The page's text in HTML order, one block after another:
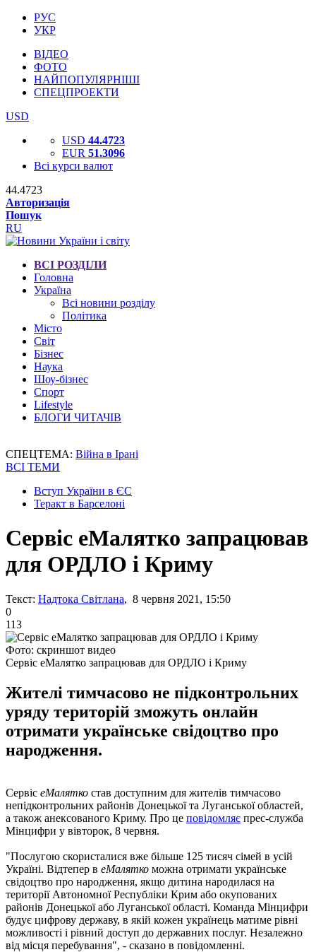
РУС
УКР
ВІДЕО
ФОТО
НАЙПОПУЛЯРНІШІ
СПЕЦПРОЕКТИ
USD
USD 44.4723
EUR 51.3096
Всі курси валют
44.4723
Авторизація
Пошук
RU
ВСІ РОЗДІЛИ
Головна
Україна
Всі новини розділу
Політика
Місто
Світ
Бізнес
Наука
Шоу-бізнес
Спорт
Lifestyle
БЛОГИ ЧИТАЧІВ
СПЕЦТЕМА: Війна в Ірані
ВСІ ТЕМИ
Вступ України в ЄС
Теракт в Барселоні
Сервіс еМалятко запрацював
для ОРДЛО і Криму
Текст: Надтока Світлана, 8 червня 2021, 15:50
0
113
Фото: скриншот видео
Сервіс еМалятко запрацював для ОРДЛО і Криму
Жителі тимчасово не підконтрольних
уряду територій зможуть онлайн
отримати українське свідоцтво про
народження.
Сервіс еМалятко став доступним для жителів тимчасово
непідконтрольних районів Донецької та Луганської областей,
а також анексованого Криму. Про це повідомляє прес-служба
Мінцифри у вівторок, 8 червня.
"Послугою скористалися вже більше 125 тисяч сімей в усій
Україні. Відтепер в еМалятко можна отримати українське
свідоцтво про народження, якщо дитина народилася на
території Автономної Республіки Крим або окупованих
районів Донецької або Луганської області. Команда Мінцифри
будує цифрову державу, в якій кожен українець матиме рівні
можливості і рівний доступ до державних послуг. Незалежно
від місця перебування", - сказано в повідомленні.